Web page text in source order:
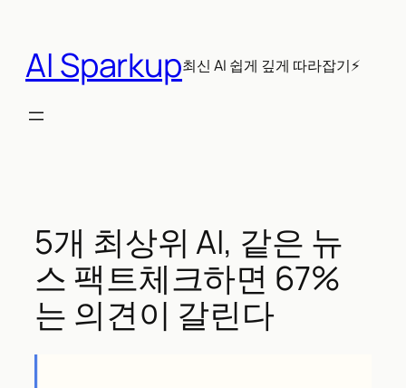
AI Sparkup최신 AI 쉽게 깊게 따라잡기⚡
5개 최상위 AI, 같은 뉴
스 팩트체크하면 67%
는 의견이 갈린다